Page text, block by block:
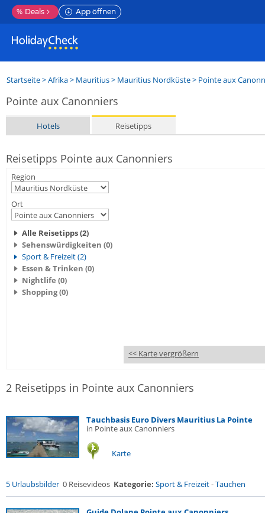
% Deals App öffnen
Startseite>Afrika> Mauritius> Mauritius Nordküste> Pointe aux
Pointe aux Canonniers
Hotels Reisetipps
Reisetipps Pointe aux Canonniers
Region
Ort
Alle Reisetipps (2)
Sehenswürdigkeiten (0)
Sport & Freizeit (2)
Essen & Trinken (0)
Nightlife (0)
Shopping (0)
<< Karte vergrößern
2 Reisetipps in Pointe aux Canonniers
Tauchbasis Euro Divers Mauritius La Pointe
in Pointe aux Canonniers
Karte
5 Urlaubsbilder 0 Reisevideos Kategorie: Sport & Freizeit-Tauchen